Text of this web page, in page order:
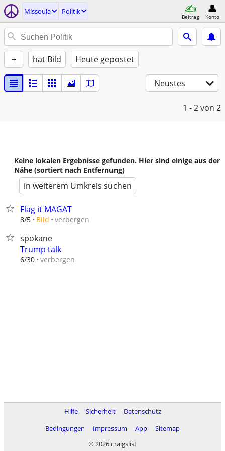
Missoula Politik
Beitrag Konto
+ hat Bild Heute gepostet
Neustes
1 - 2von 2
Keine lokalen Ergebnisse gefunden. Hier sind einige aus der
Nähe (sortiert nach Entfernung)
in weiterem Umkreis suchen
Flag it MAGAT
8/5 Bild verbergen
spokane
Trump talk
6/30 verbergen
Hilfe Sicherheit
Datenschutz
Bedingungen
Impressum App
Sitemap
© 2026 craigslist